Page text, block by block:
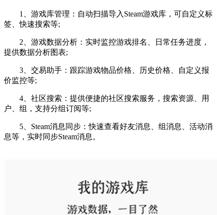
1、游戏库管理：自动扫描导入Steam游戏库，可自定义标
签、快速搜索等;
2、游戏数据分析：实时监控游戏排名、日常任务进度，
提供数据分析图表;
3、交易助手：跟踪游戏物品价格、历史价格、自定义报
价监控等;
4、社区搜索：提供便捷的社区搜索服务，搜索资源、用
户、组，支持分组订阅等;
5、Steam消息同步：快速查看好友消息、组消息、活动消
息等，实时同步Steam消息。